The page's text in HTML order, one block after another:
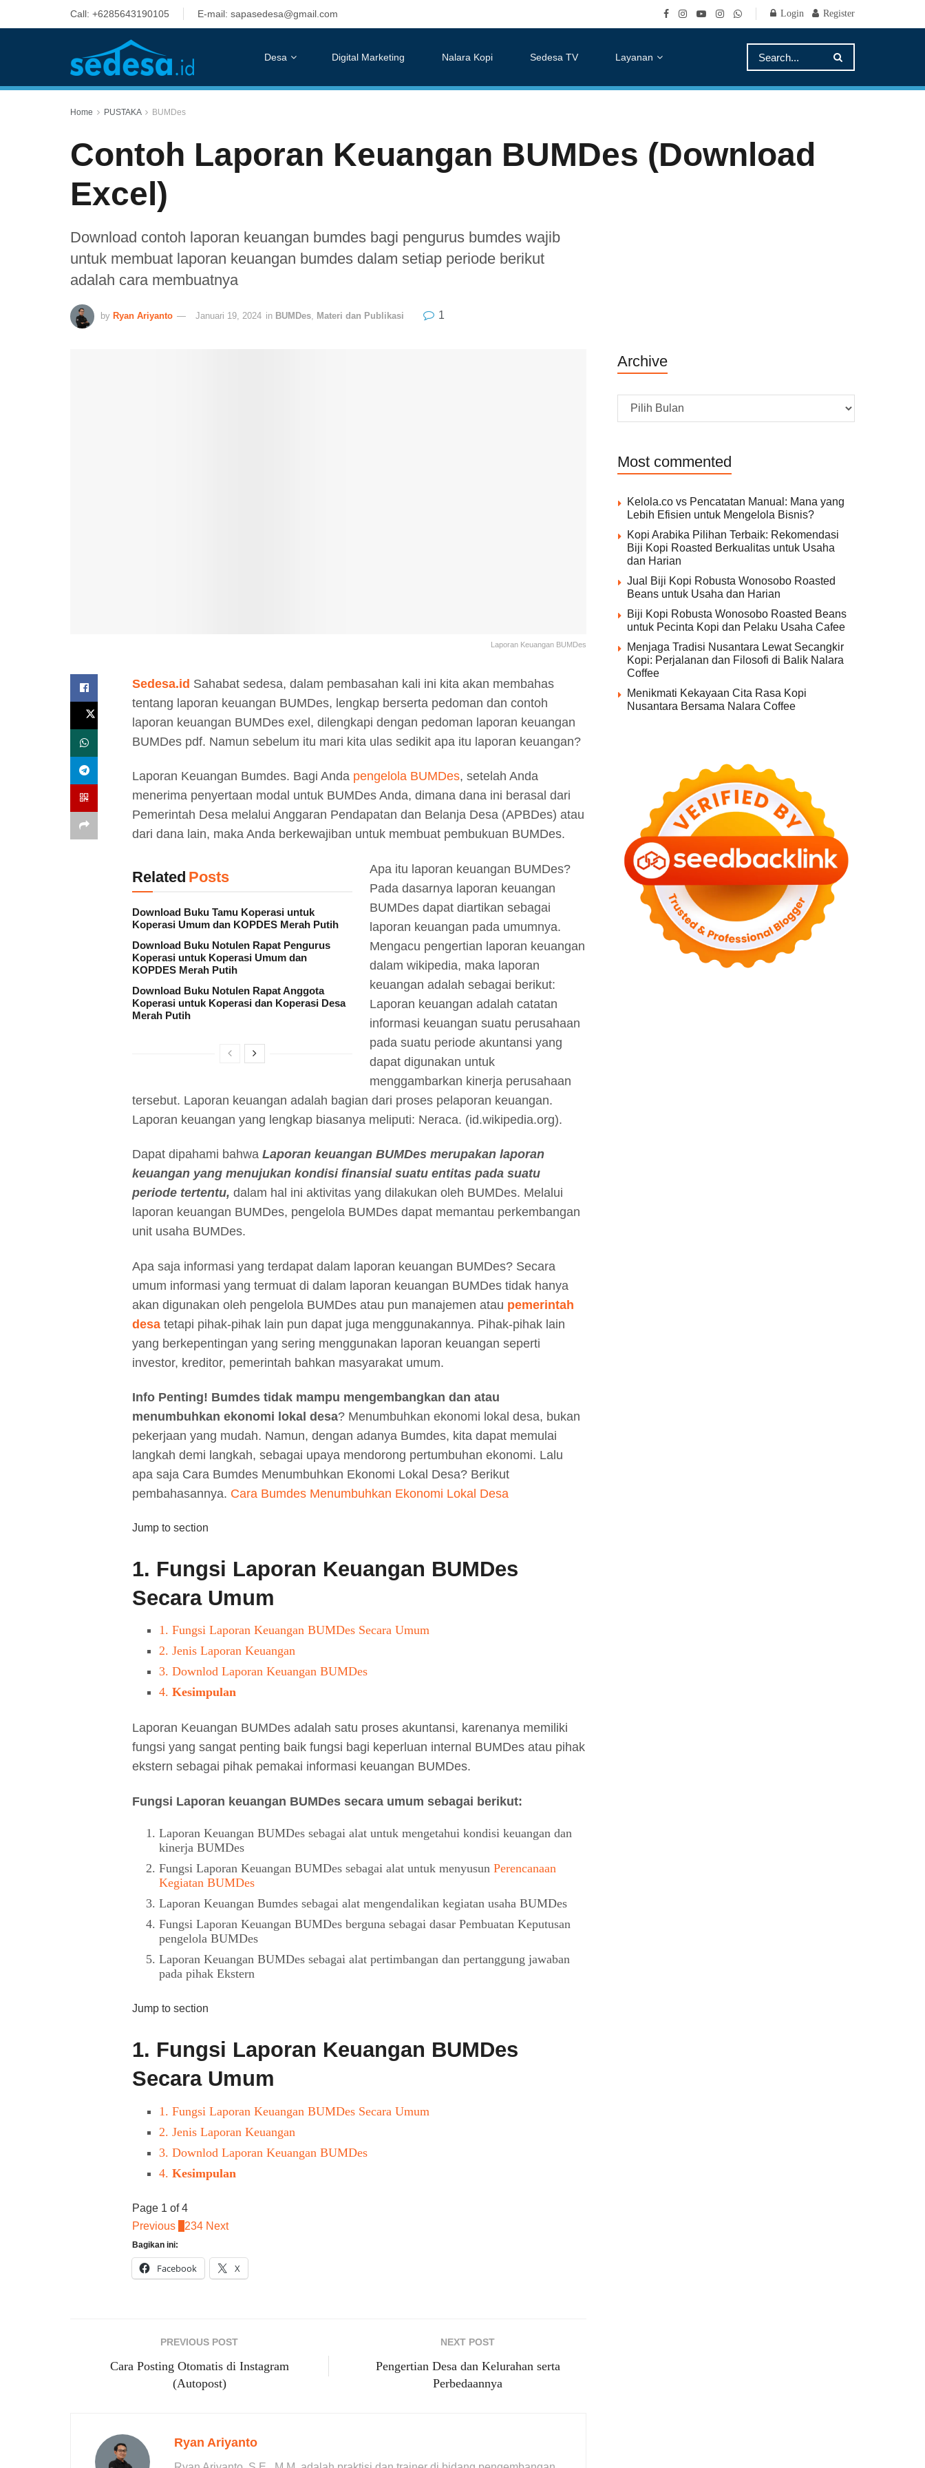
Call: +6285643190105 E-mail: sapasedesa@gmail.com Login Register
Desa Digital Marketing Nalara Kopi Sedesa TV Layanan
Home PUSTAKA BUMDes
Contoh Laporan Keuangan BUMDes (Download
Excel)
Download contoh laporan keuangan bumdes bagi pengurus bumdes wajib
untuk membuat laporan keuangan bumdes dalam setiap periode berikut
adalah cara membuatnya
by Ryan Ariyanto Januari 19, 2024 in BUMDes, Materi dan Publikasi 1
Laporan Keuangan BUMDes
Sedesa.id Sahabat sedesa, dalam pembasahan kali ini kita akan membahas
tentang laporan keuangan BUMDes, lengkap berserta pedoman dan contoh
laporan keuangan BUMDes exel, dilengkapi dengan pedoman laporan keuangan
BUMDes pdf. Namun sebelum itu mari kita ulas sedikit apa itu laporan keuangan?
Laporan Keuangan Bumdes. Bagi Anda pengelola BUMDes, setelah Anda
menerima penyertaan modal untuk BUMDes Anda, dimana dana ini berasal dari
Pemerintah Desa melalui Anggaran Pendapatan dan Belanja Desa (APBDes) atau
dari dana lain, maka Anda berkewajiban untuk membuat pembukuan BUMDes.
Related Posts
Download Buku Tamu Koperasi untuk
Koperasi Umum dan KOPDES Merah Putih
Download Buku Notulen Rapat Pengurus
Koperasi untuk Koperasi Umum dan
KOPDES Merah Putih
Download Buku Notulen Rapat Anggota
Koperasi untuk Koperasi dan Koperasi Desa
Merah Putih
Apa itu laporan keuangan BUMDes?
Pada dasarnya laporan keuangan
BUMDes dapat diartikan sebagai
laporan keuangan pada umumnya.
Mengacu pengertian laporan keuangan
dalam wikipedia, maka laporan
keuangan adalah sebagai berikut:
Laporan keuangan adalah catatan
informasi keuangan suatu perusahaan
pada suatu periode akuntansi yang
dapat digunakan untuk
menggambarkan kinerja perusahaan
tersebut. Laporan keuangan adalah bagian dari proses pelaporan keuangan.
Laporan keuangan yang lengkap biasanya meliputi: Neraca. (id.wikipedia.org).
Dapat dipahami bahwa Laporan keuangan BUMDes merupakan laporan
keuangan yang menujukan kondisi finansial suatu entitas pada suatu
periode tertentu, dalam hal ini aktivitas yang dilakukan oleh BUMDes. Melalui
laporan keuangan BUMDes, pengelola BUMDes dapat memantau perkembangan
unit usaha BUMDes.
Apa saja informasi yang terdapat dalam laporan keuangan BUMDes? Secara
umum informasi yang termuat di dalam laporan keuangan BUMDes tidak hanya
akan digunakan oleh pengelola BUMDes atau pun manajemen atau pemerintah
desa tetapi pihak-pihak lain pun dapat juga menggunakannya. Pihak-pihak lain
yang berkepentingan yang sering menggunakan laporan keuangan seperti
investor, kreditor, pemerintah bahkan masyarakat umum.
Info Penting! Bumdes tidak mampu mengembangkan dan atau
menumbuhkan ekonomi lokal desa? Menumbuhkan ekonomi lokal desa, bukan
pekerjaan yang mudah. Namun, dengan adanya Bumdes, kita dapat memulai
langkah demi langkah, sebagai upaya mendorong pertumbuhan ekonomi. Lalu
apa saja Cara Bumdes Menumbuhkan Ekonomi Lokal Desa? Berikut
pembahasannya. Cara Bumdes Menumbuhkan Ekonomi Lokal Desa
Jump to section
1. Fungsi Laporan Keuangan BUMDes
Secara Umum
1. Fungsi Laporan Keuangan BUMDes Secara Umum
2. Jenis Laporan Keuangan
3. Downlod Laporan Keuangan BUMDes
4. Kesimpulan
Laporan Keuangan BUMDes adalah satu proses akuntansi, karenanya memiliki
fungsi yang sangat penting baik fungsi bagi keperluan internal BUMDes atau pihak
ekstern sebagai pihak pemakai informasi keuangan BUMDes.
Fungsi Laporan keuangan BUMDes secara umum sebagai berikut:
Laporan Keuangan BUMDes sebagai alat untuk mengetahui kondisi keuangan dan
kinerja BUMDes
Fungsi Laporan Keuangan BUMDes sebagai alat untuk menyusun Perencanaan
Kegiatan BUMDes
Laporan Keuangan Bumdes sebagai alat mengendalikan kegiatan usaha BUMDes
Fungsi Laporan Keuangan BUMDes berguna sebagai dasar Pembuatan Keputusan
pengelola BUMDes
Laporan Keuangan BUMDes sebagai alat pertimbangan dan pertanggung jawaban
pada pihak Ekstern
Jump to section
1. Fungsi Laporan Keuangan BUMDes
Secara Umum
1. Fungsi Laporan Keuangan BUMDes Secara Umum
2. Jenis Laporan Keuangan
3. Downlod Laporan Keuangan BUMDes
4. Kesimpulan
Page 1 of 4
Previous
234 Next
Bagikan ini:
Facebook X
PREVIOUS POST
Cara Posting Otomatis di Instagram
(Autopost)
NEXT POST
Pengertian Desa dan Kelurahan serta
Perbedaannya
Ryan Ariyanto
Archive
Archive
Most commented
Kelola.co vs Pencatatan Manual: Mana yang
Lebih Efisien untuk Mengelola Bisnis?
Kopi Arabika Pilihan Terbaik: Rekomendasi
Biji Kopi Roasted Berkualitas untuk Usaha
dan Harian
Jual Biji Kopi Robusta Wonosobo Roasted
Beans untuk Usaha dan Harian
Biji Kopi Robusta Wonosobo Roasted Beans
untuk Pecinta Kopi dan Pelaku Usaha Cafee
Menjaga Tradisi Nusantara Lewat Secangkir
Kopi: Perjalanan dan Filosofi di Balik Nalara
Coffee
Menikmati Kekayaan Cita Rasa Kopi
Nusantara Bersama Nalara Coffee